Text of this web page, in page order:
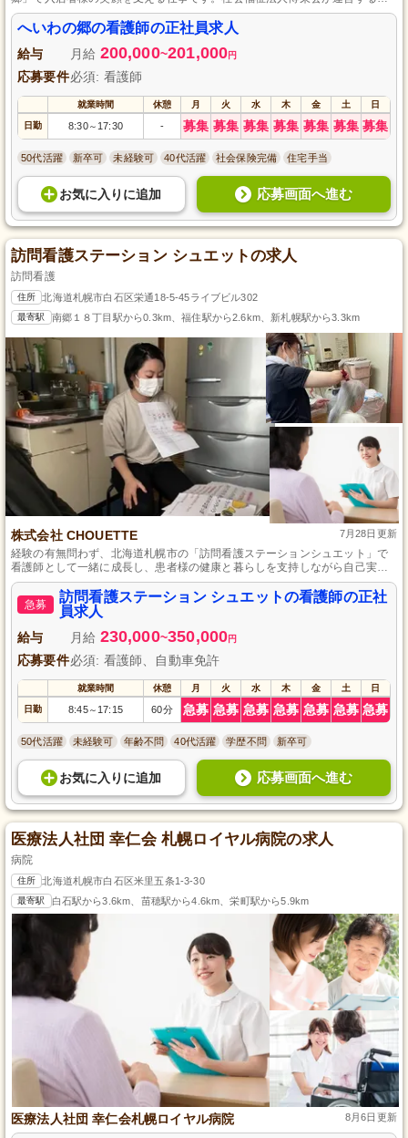
の施設では、質の高い看護サービスを提供し、安定した職場環境でプライベ
ートも大切にできます。経験や資格を活かしてキャリアアップを目指す方、
新しい環境で再スタートをきりたい方、ご家庭と仕事を両立させたい方、ラ
イフスタイルに合わせた働き方を支援します。心温まるケアをご提供いただ
ける方をお待ちしています！
へいわの郷の看護師の正社員求人
給与 月給 200,000~201,000円
応募要件必須: 看護師
就業時間 休憩 月 火 水 木 金 土 日
日勤 8:30～ 17:30 - 募集 募集 募集 募集 募集 募集 募集
50代活躍 新卒可 未経験可 40代活躍 社会保険完備 住宅手当
お気に入り に追加 応募画面へ進む
訪問看護ステーション シュエットの求人
訪問看護
住所 北海道札幌市白石区栄通18-5-45ライブビル302
最寄駅 南郷１８丁目駅から0.3km、福住駅から2.6km、新札幌駅から3.3km
株式会社 CHOUETTE 7月28日更新
経験の有無問わず、北海道札幌市の「訪問看護ステーションシュエット」で
看護師として一緒に成長し、患者様の健康と暮らしを支持しながら自己実現
しませんか。
急募
訪問看護ステーション シュエットの看護師の正社
員求人
給与 月給 230,000~350,000円
応募要件必須: 看護師、自動車免許
就業時間 休憩 月 火 水 木 金 土 日
日勤 8:45～ 17:15 60分 急募 急募 急募 急募 急募 急募 急募
50代活躍 未経験可 年齢不問 40代活躍 学歴不問 新卒可
お気に入り に追加 応募画面へ進む
医療法人社団 幸仁会 札幌ロイヤル病院の求人
病院
住所 北海道札幌市白石区米里五条1-3-30
最寄駅 白石駅から3.6km、苗穂駅から4.6km、栄町駅から5.9km
医療法人社団 幸仁会札幌ロイヤル病院 8月6日更新